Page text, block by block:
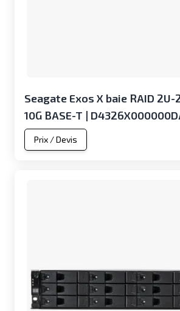
Seagate Exos X baie RAID
10G BASE-T |
Prix / Devis